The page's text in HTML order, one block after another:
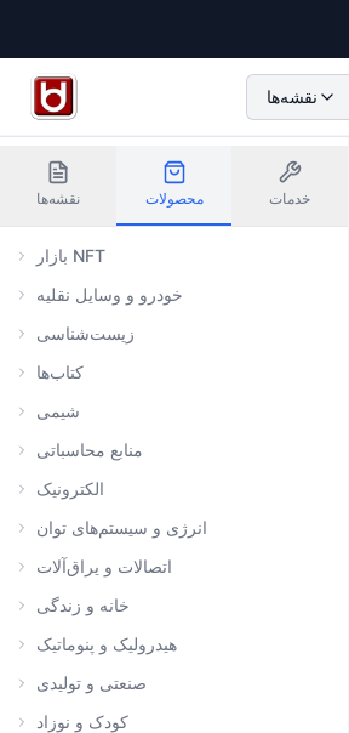
نقشه‌ها
نقشه‌ها محصولات خدمات
بازار NFT
خودرو و وسایل نقلیه
زیست‌شناسی
کتاب‌ها
شیمی
منابع محاسباتی
الکترونیک
انرژی و سیستم‌های توان
اتصالات و یراق‌آلات
خانه و زندگی
هیدرولیک و پنوماتیک
صنعتی و تولیدی
کودک و نوزاد